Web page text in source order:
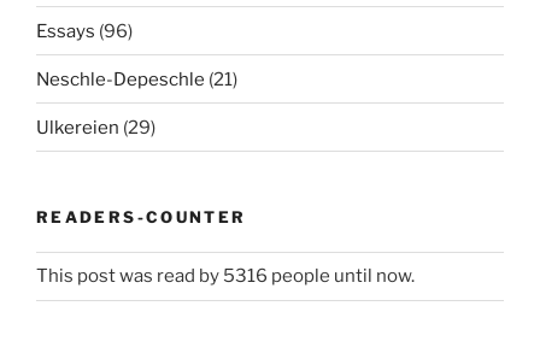
Essays (96)
Neschle-Depeschle (21)
Ulkereien (29)
READERS-COUNTER
This post was read by 5316 people until now.